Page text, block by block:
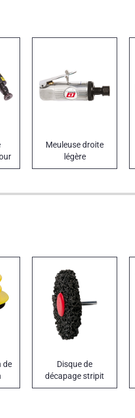
Meuleuse droite
légère
de
-
Disque de
décapage stripit